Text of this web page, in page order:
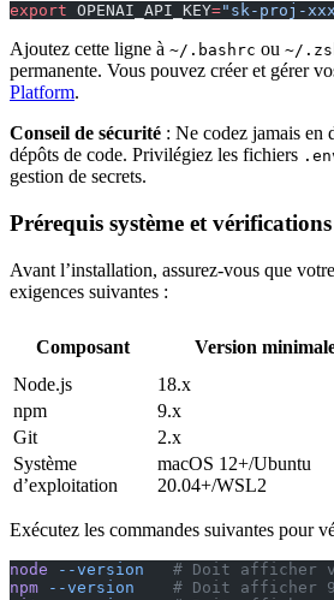
export OPENAI_API_KEY="sk-proj-
Ajoutez cette ligne à ~/.bashrc ou ~/
permanente. Vous pouvez créer et gérer
Platform.
Conseil de sécurité : Ne codez jamais en
dépôts de code. Privilégiez les fichiers
gestion de secrets.
Prérequis système et vérifications
Avant l’installation, assurez-vous que
exigences suivantes :
Composant Version
Node.js
18.x
npm
9.x
Git
2.x
Système
d’exploitation
macOS 12+/Ubuntu
20.04+/WSL2
Exécutez les commandes suivantes pour
node --version
# Doit afficher
npm --version
# Doit afficher